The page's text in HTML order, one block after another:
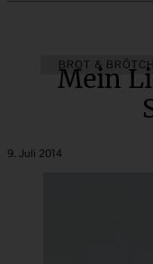
BROT &
Mein
9. Juli 2014